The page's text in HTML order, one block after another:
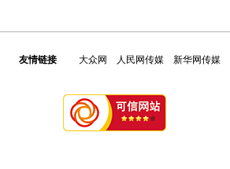
友情链接 大众网 人民网传媒 新华网传媒